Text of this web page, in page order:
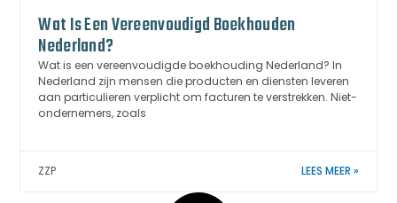
Wat Is Een Vereenvoudigd Boekhouden
Nederland?
Wat is een vereenvoudigde boekhouding Nederland? In
Nederland zijn mensen die producten en diensten leveren
aan particulieren verplicht om facturen te verstrekken. Niet-
ondernemers, zoals
ZZP LEES MEER »